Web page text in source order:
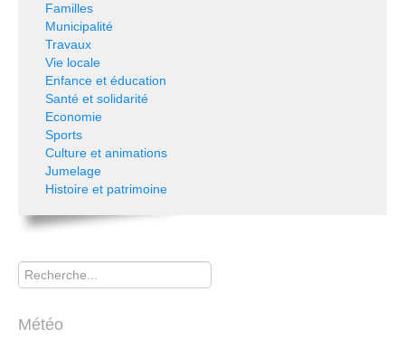
Familles
Municipalité
Travaux
Vie locale
Enfance et éducation
Santé et solidarité
Economie
Sports
Culture et animations
Jumelage
Histoire et patrimoine
Rechercher
Météo